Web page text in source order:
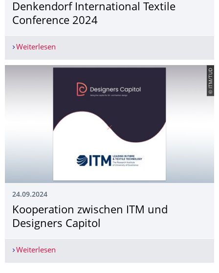
Denkendorf International Textile
Conference 2024
Weiterlesen
© ITM/TUD
24.09.2024
Kooperation zwischen ITM und
Designers Capitol
Weiterlesen